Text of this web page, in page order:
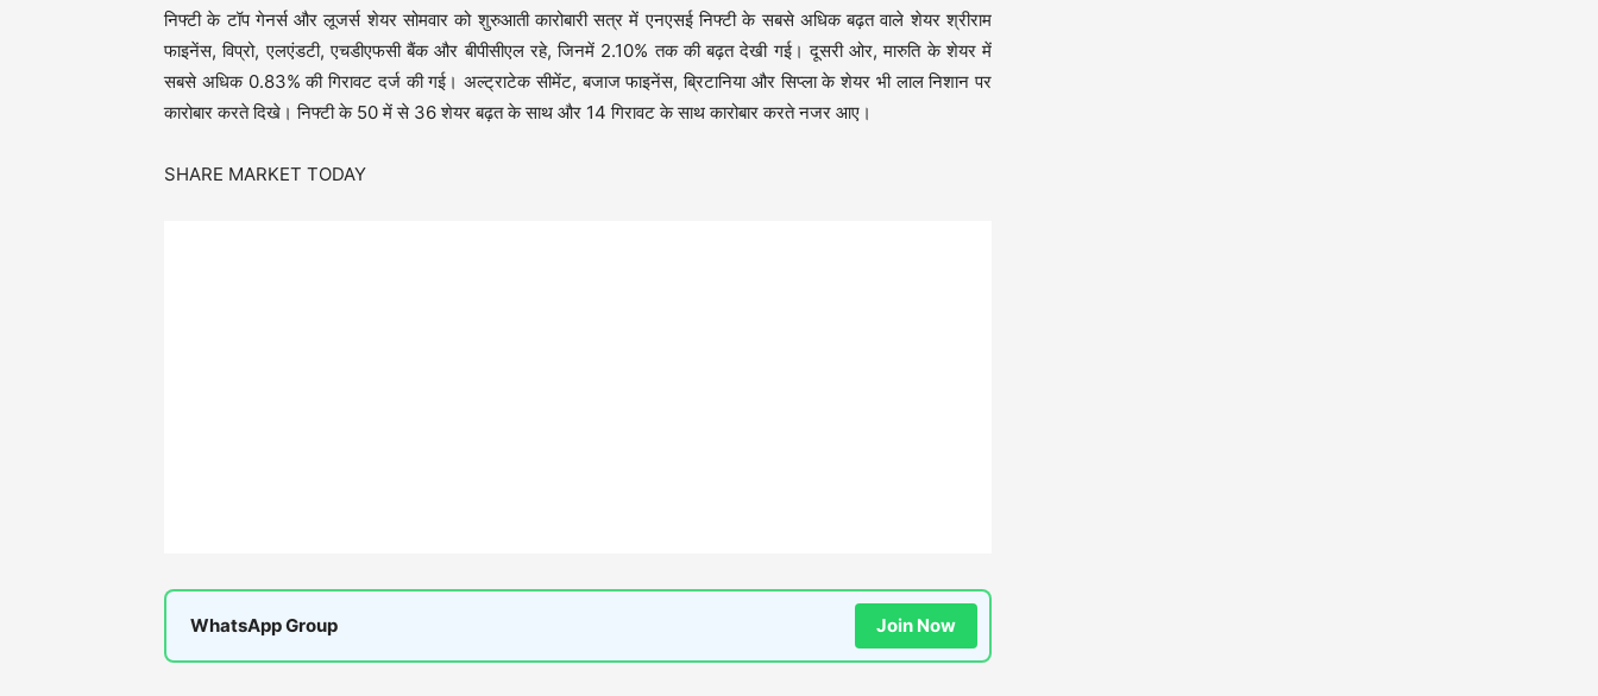
निफ्टी के टॉप गेनर्स और लूजर्स शेयर सोमवार को शुरुआती कारोबारी सत्र में एनएसई निफ्टी के सबसे अधिक बढ़त वाले शेयर श्रीराम
फाइनेंस, विप्रो, एलएंडटी, एचडीएफसी बैंक और बीपीसीएल रहे, जिनमें 2.10% तक की बढ़त देखी गई। दूसरी ओर, मारुति के शेयर में
सबसे अधिक 0.83% की गिरावट दर्ज की गई। अल्ट्राटेक सीमेंट, बजाज फाइनेंस, ब्रिटानिया और सिप्ला के शेयर भी लाल निशान पर
कारोबार करते दिखे। निफ्टी के 50 में से 36 शेयर बढ़त के साथ और 14 गिरावट के साथ कारोबार करते नजर आए।
SHARE MARKET TODAY
WhatsApp Group Join Now